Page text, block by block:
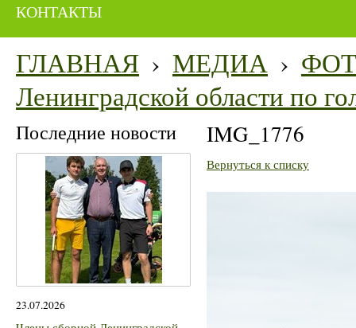
КОНТАКТЫ
ГЛАВНАЯ › МЕДИА ›
Ленинградской области по
Последние новости
23.07.2026
IMG_1776
Вернуться к списку